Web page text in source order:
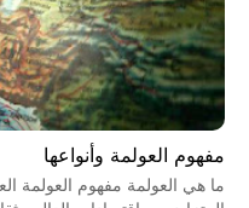
مفهوم العولمة وأنواعها
ما هي العولمة مفهوم العولمة